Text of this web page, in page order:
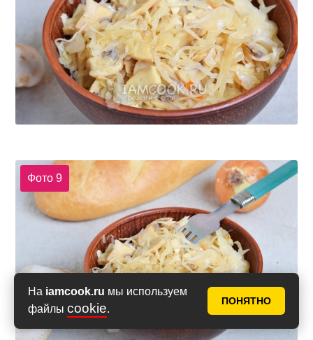
На iamcook.ru мы используем
файлы cookie.
ПОНЯТНО
Фото 9